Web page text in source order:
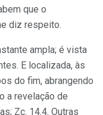
que o
diz respeito.
ampla; é vista
E localizada, às
do fim, abrangendo
a revelação de
Zc. 14.4. Outras